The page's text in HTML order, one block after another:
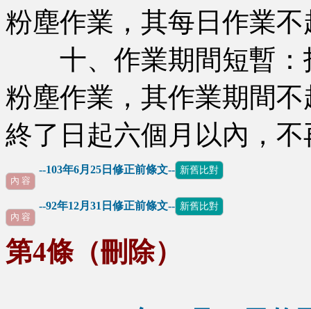
粉塵作業，其每日作業
十、作業期間短暫：
粉塵作業，其作業期間
終了日起六個月以內，
--103年6月25日修正前條文-- 新舊比對
內 容
--92年12月31日修正前條文-- 新舊比對
內 容
第4條（刪除）